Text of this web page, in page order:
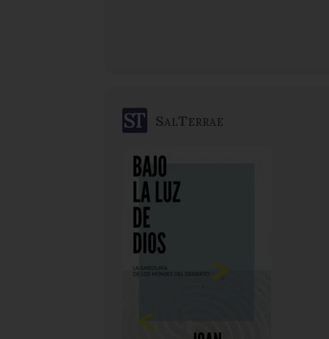
SalTerrae